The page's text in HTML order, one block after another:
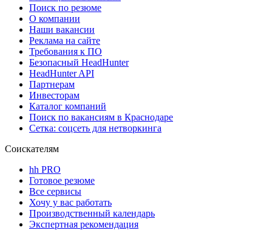
Поиск по резюме
О компании
Наши вакансии
Реклама на сайте
Требования к ПО
Безопасный HeadHunter
HeadHunter API
Партнерам
Инвесторам
Каталог компаний
Поиск по вакансиям в Краснодаре
Сетка: соцсеть для нетворкинга
Соискателям
hh PRO
Готовое резюме
Все сервисы
Хочу у вас работать
Производственный календарь
Экспертная рекомендация